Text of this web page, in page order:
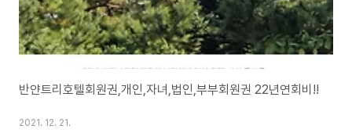
반얀트리호텔회원권,개인,자녀,법인,부부회원권 22년연회비!!
2021. 12. 21.